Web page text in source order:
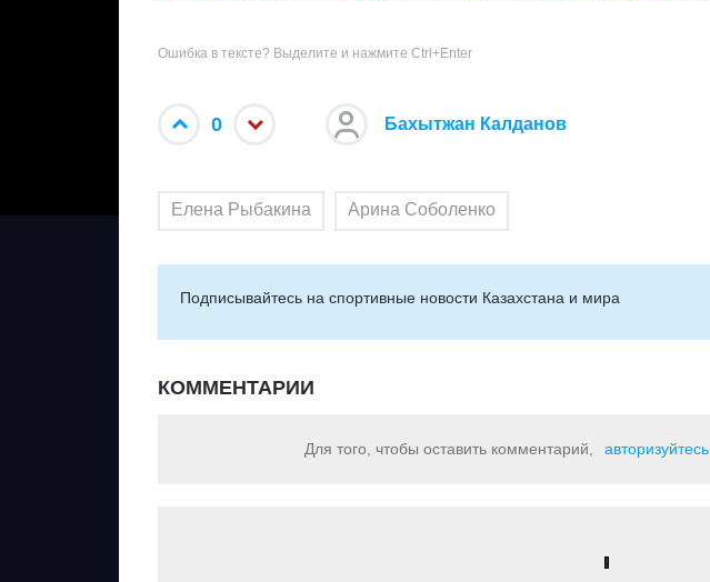
Ошибка в тексте? Выделите и нажмите Ctrl+Enter
0 Бахытжан Калданов
Елена Рыбакина Арина Соболенко
Подписывайтесь на cпортивные новости Казахстана и мира
КОММЕНТАРИИ
Для того, чтобы оставить комментарий, авторизуйтесь